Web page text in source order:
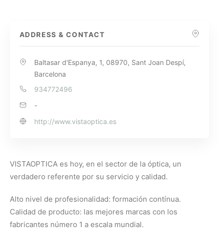
ADDRESS & CONTACT
Baltasar d'Espanya, 1, 08970, Sant Joan Despí,
Barcelona
934772496
-
http://www.vistaoptica.es
VISTAOPTICA es hoy, en el sector de la óptica, un
verdadero referente por su servicio y calidad.
Alto nivel de profesionalidad: formación contínua.
Calidad de producto: las mejores marcas con los
fabricantes número 1 a escala mundial.